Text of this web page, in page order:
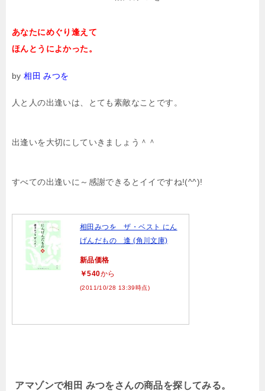
あなたにめぐり逢えて
ほんとうによかった。
by相田 みつを
人と人の出逢いは、とても素敵なことです。
出逢いを大切にしていきましょう＾＾
すべての出逢いに～感謝できるとイイですね!(^^)!
相田みつを ザ・ベスト にん
げんだもの 逢 (角川文庫)
新品価格
￥540から
(2011/10/28 13:39時点)
アマゾンで相田 みつをさんの商品を探してみる。